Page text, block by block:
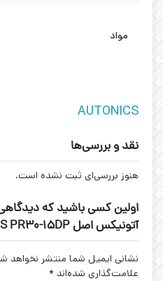
مواد
AUTONICS
نقد و بررسی‌ها
هنوز بررسی‌ای ثبت نشده است.
اولین کسی باشید که
آتونیکس اصل AUTONICS PR30-15DP”
نشانی ایمیل شما منتشر نخواهد
علامت‌گذاری شده‌اند *